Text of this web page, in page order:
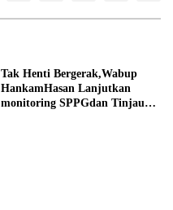
Tak Henti Bergerak,Wabup
HankamHasan Lanjutkan
monitoring SPPGdan Tinjau